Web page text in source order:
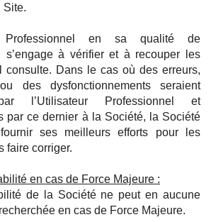
Site.
Professionnel en sa qualité de
s’engage à vérifier et à recouper les
consulte. Dans le cas où des erreurs,
des dysfonctionnements seraient
l’Utilisateur Professionnel et
par ce dernier à la Société, la Société
ses meilleurs efforts pour les
faire corriger.
en cas de Force Majeure :
de la Société ne peut en aucune
en cas de Force Majeure.